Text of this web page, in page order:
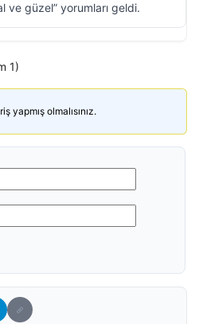
ve güzel” yorumları geldi.
1)
yapmış olmalısınız.